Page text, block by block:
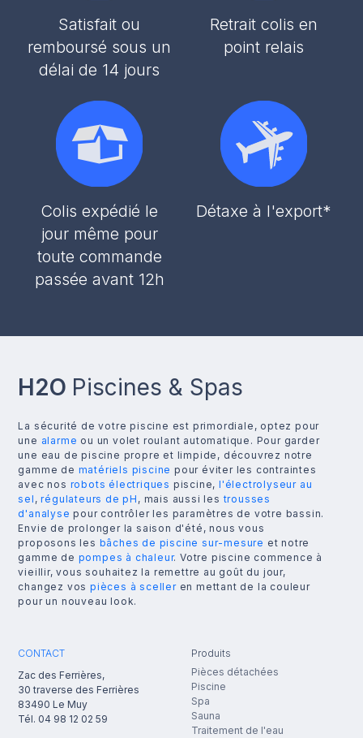
Satisfait ou
remboursé sous un
délai de 14 jours
Retrait colis en
point relais
Colis expédié le
jour même pour
toute commande
passée avant 12h
Détaxe à l'export*
H2O Piscines & Spas
La sécurité de votre piscine est primordiale, optez pour
une alarme ou un volet roulant automatique. Pour garder
une eau de piscine propre et limpide, découvrez notre
gamme de matériels piscine pour éviter les contraintes
avec nos robots électriques piscine, l'électrolyseur au
sel ,régulateurs de pH , mais aussi lestrousses
d'analyse pour contrôler les paramètres de votre bassin.
Envie de prolonger la saison d'été, nous vous
proposons les bâches de piscine sur-mesure et notre
gamme de pompes à chaleur. Votre piscine commence à
vieillir, vous souhaitez la remettre au goût du jour,
changez vos pièces à scelleren mettant de la couleur
pour un nouveau look.
CONTACT
Zac des Ferrières,
30 traverse des Ferrières
83490 Le Muy
Tél. 04 98 12 02 59
Produits
Pièces détachées
Piscine
Spa
Sauna
Traitement de l'eau